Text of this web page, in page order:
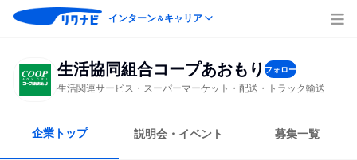
インターン＆キャリア
生活協同組合コープあおもり フォロー
生活関連サービス・スーパーマーケット・配送・トラック輸送
企業トップ 説明会・イベント 募集一覧